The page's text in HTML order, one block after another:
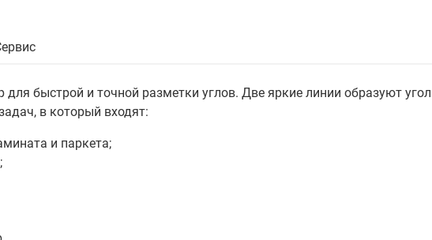
быстрой и точной разметки углов. Две яркие линии образуют угол
в который входят:
и паркета;